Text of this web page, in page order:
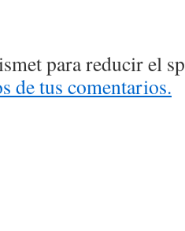
para reducir el
de tus comentarios.